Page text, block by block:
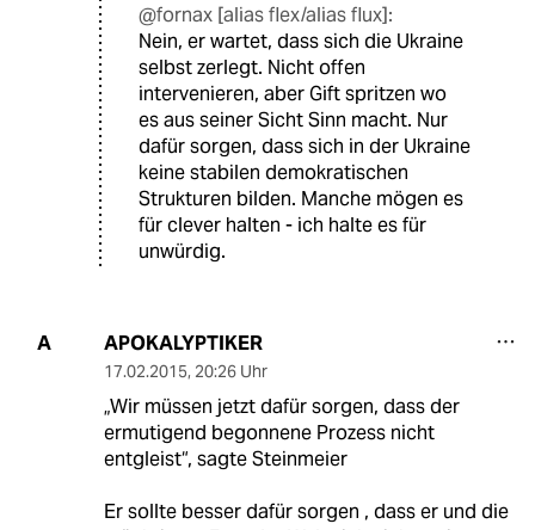
@fornax [alias flex/alias flux]:
Nein, er wartet, dass sich die Ukraine
selbst zerlegt. Nicht offen
intervenieren, aber Gift spritzen wo
es aus seiner Sicht Sinn macht. Nur
dafür sorgen, dass sich in der Ukraine
keine stabilen demokratischen
Strukturen bilden. Manche mögen es
für clever halten - ich halte es für
unwürdig.
A APOKALYPTIKER
17.02.2015, 20:26 Uhr
„Wir müssen jetzt dafür sorgen, dass der
ermutigend begonnene Prozess nicht
entgleist“, sagte Steinmeier
Er sollte besser dafür sorgen , dass er und die